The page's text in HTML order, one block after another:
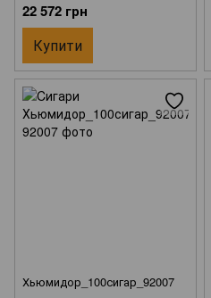
22 572 грн
Купити
Хьюмидор_100сигар_92007